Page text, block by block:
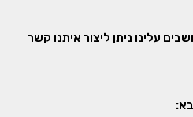
עלינו ניתן ליצור איתנו קשר